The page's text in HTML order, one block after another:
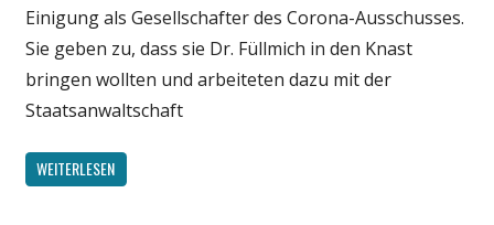
Einigung als Gesellschafter des Corona-Ausschusses.
Sie geben zu, dass sie Dr. Füllmich in den Knast
bringen wollten und arbeiteten dazu mit der
Staatsanwaltschaft
WEITERLESEN